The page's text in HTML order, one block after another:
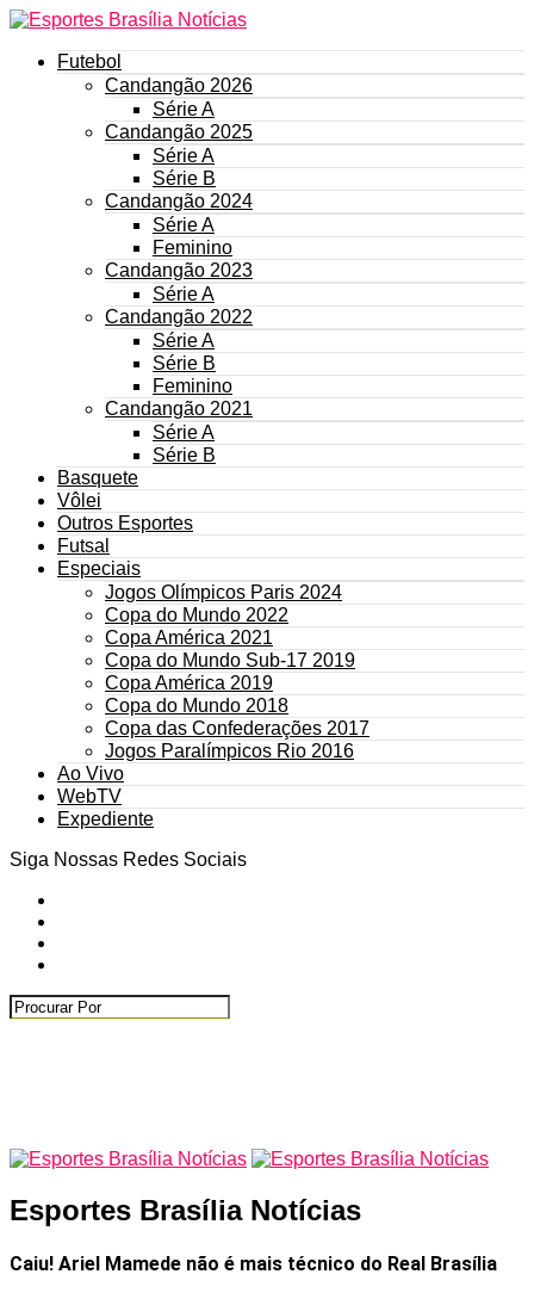
Futebol
Candangão 2026
Série A
Candangão 2025
Série A
Série B
Candangão 2024
Série A
Feminino
Candangão 2023
Série A
Candangão 2022
Série A
Série B
Feminino
Candangão 2021
Série A
Série B
Basquete
Vôlei
Outros Esportes
Futsal
Especiais
Jogos Olímpicos Paris 2024
Copa do Mundo 2022
Copa América 2021
Copa do Mundo Sub-17 2019
Copa América 2019
Copa do Mundo 2018
Copa das Confederações 2017
Jogos Paralímpicos Rio 2016
Ao Vivo
WebTV
Expediente
Siga Nossas Redes Sociais
Esportes Brasília Notícias
Caiu! Ariel Mamede não é mais técnico do Real Brasília